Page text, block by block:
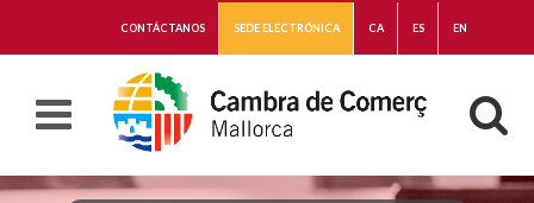
CONTÁCTANOS SEDE ELECTRÓNICA CA ES EN